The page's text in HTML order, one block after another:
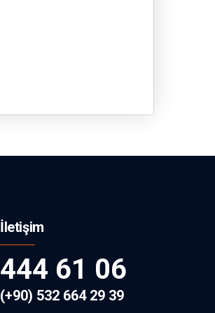
İletişim
444 61 06
(+90) 532 664 29 39